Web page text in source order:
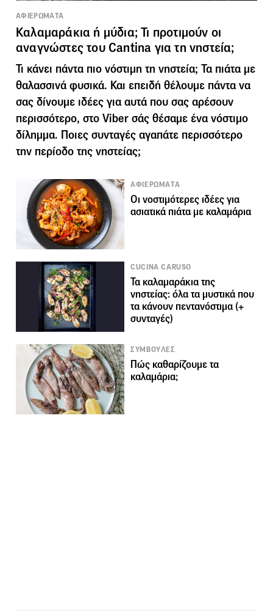
ΑΦΙΕΡΩΜΑΤΑ
Καλαμαράκια ή μύδια; Τι προτιμούν οι
αναγνώστες του Cantina για τη νηστεία;
Τι κάνει πάντα πιο νόστιμη τη νηστεία; Τα πιάτα με
θαλασσινά φυσικά. Και επειδή θέλουμε πάντα να
σας δίνουμε ιδέες για αυτά που σας αρέσουν
περισσότερο, στο Viber σάς θέσαμε ένα νόστιμο
δίλημμα. Ποιες συνταγές αγαπάτε περισσότερο
την περίοδο της νηστείας;
ΑΦΙΕΡΩΜΑΤΑ
Οι νοστιμότερες ιδέες για
ασιατικά πιάτα με καλαμάρια
CUCINA CARUSO
Τα καλαμαράκια της
νηστείας: όλα τα μυστικά που
τα κάνουν πεντανόστιμα (+
συνταγές)
ΣΥΜΒΟΥΛΕΣ
Πώς καθαρίζουμε τα
καλαμάρια;